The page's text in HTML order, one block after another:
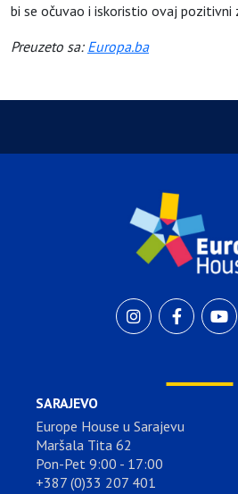
bi se očuvao i iskoristio ovaj pozitivni
Preuzeto sa: Europa.ba
SARAJEVO
Europe House u Sarajevu
Maršala Tita 62
Pon-Pet 9:00 - 17:00
+387 (0)33 207 401